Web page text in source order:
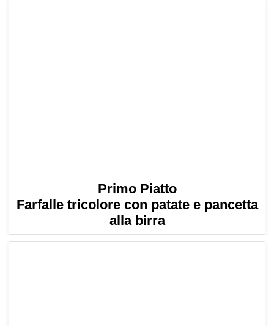
Primo Piatto
Farfalle tricolore con patate e pancetta
alla birra